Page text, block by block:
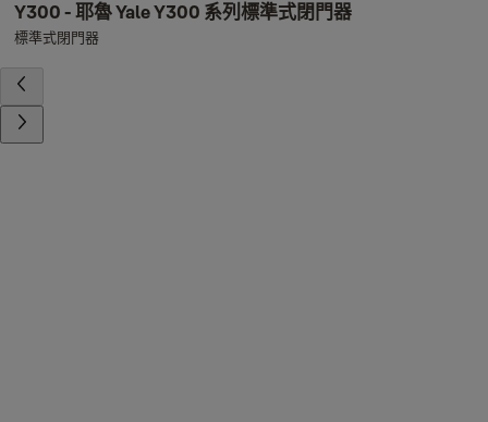
Y300 - 耶魯 Yale Y300 系列標準式閉門器
標準式閉門器